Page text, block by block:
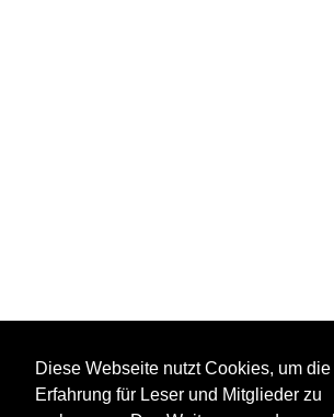
Diese Webseite nutzt Cookies, um die
Erfahrung für Leser und Mitglieder zu